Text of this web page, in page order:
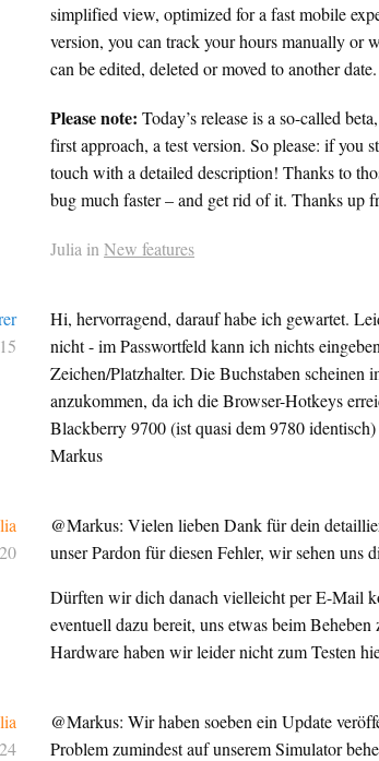
simplified view, optimized for a fast mobile
version, you can track your hours manually or
can be edited, deleted or moved to another date.
Please note: Today’s release is a so-called
first approach, a test version. So please: if you
touch with a detailed description! Thanks to
bug much faster – and get rid of it. Thanks up
Julia inNew features
Hi, hervorragend, darauf habe ich gewartet.
nicht - im Passwortfeld kann ich nichts
Zeichen/Platzhalter. Die Buchstaben scheinen
anzukommen, da ich die Browser-Hotkeys
Blackberry 9700 (ist quasi dem 9780
Markus
@Markus: Vielen lieben Dank für dein
unser Pardon für diesen Fehler, wir sehen uns
Dürften wir dich danach vielleicht per E-Mail
eventuell dazu bereit, uns etwas beim
Hardware haben wir leider nicht zum Testen
@Markus: Wir haben soeben ein Update
Problem zumindest auf unserem Simulator